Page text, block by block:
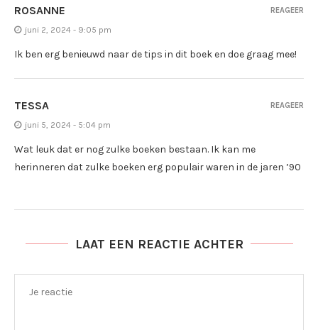
ROSANNE
juni 2, 2024 - 9:05 pm
Ik ben erg benieuwd naar de tips in dit boek en doe graag mee!
REAGEER
TESSA
juni 5, 2024 - 5:04 pm
Wat leuk dat er nog zulke boeken bestaan. Ik kan me
herinneren dat zulke boeken erg populair waren in de jaren ’90
REAGEER
LAAT EEN REACTIE ACHTER